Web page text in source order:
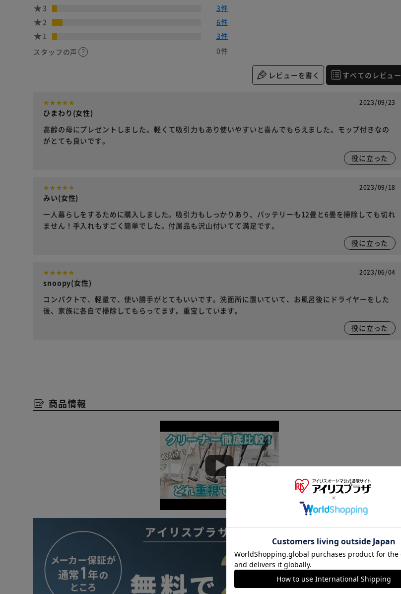
3
3件
2
6件
1
3件
スタッフの声
0件
レビューを書く すべてのレビュー
2023/09/23
ひまわり(女性)
高齢の母にプレゼントしました。軽くて吸引力もあり使いやすいと喜んでもらえました。モップ付きなの
がとても良いです。
役に立った
2023/09/18
みい(女性)
一人暮らしをするために購入しました。吸引力もしっかりあり、バッテリーも12畳と6畳を掃除しても切れ
ません！手入れもすごく簡単でした。付属品も沢山付いてて満足です。
役に立った
2023/06/04
snoopy(女性)
コンパクトで、軽量で、使い勝手がとてもいいです。洗面所に置いていて、お風呂後にドライヤーをした
後、家族に各自で掃除してもらってます。重宝しています。
役に立った
商品情報
※ご確認ください